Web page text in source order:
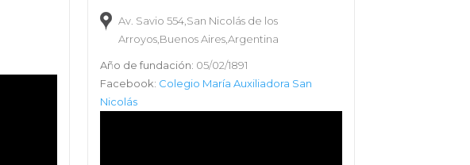
Av. Savio 554,San Nicolás de los
Arroyos,Buenos Aires,Argentina
Año de fundación: 05/02/1891
Facebook: Colegio María Auxiliadora San
Nicolás